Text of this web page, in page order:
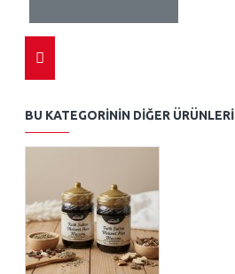
BU KATEGORININ DIĞER ÜRÜNLERI